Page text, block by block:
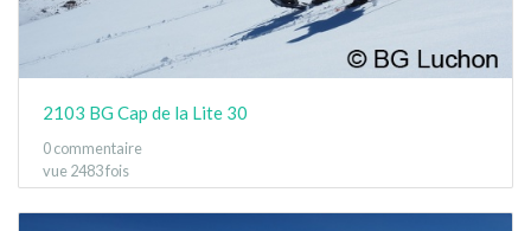
2103 BG Cap de la Lite 30
0 commentaire
vue 2483 fois